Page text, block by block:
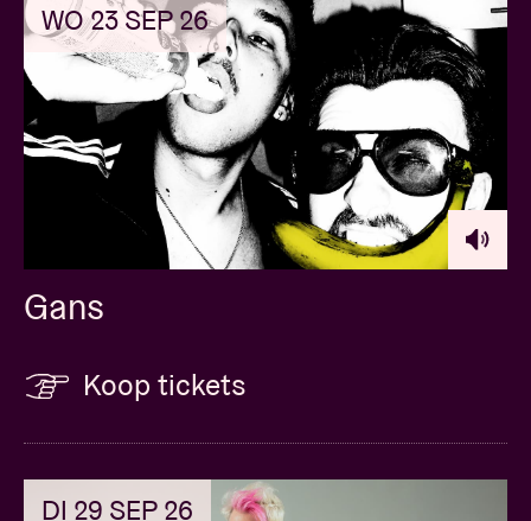
WO 23 SEP 26
Gans
Koop tickets
DI 29 SEP 26